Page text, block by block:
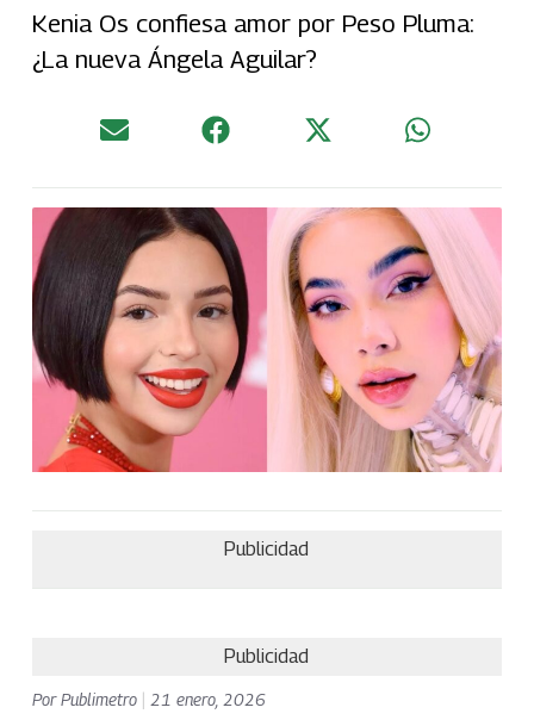
Kenia Os confiesa amor por Peso Pluma:
¿La nueva Ángela Aguilar?
Publicidad
Publicidad
PorPublimetro 21 enero, 2026